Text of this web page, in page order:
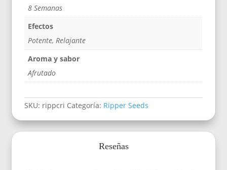
8 Semanas
Efectos
Potente, Relajante
Aroma y sabor
Afrutado
SKU: rippcri Categoría: Ripper Seeds
Reseñas